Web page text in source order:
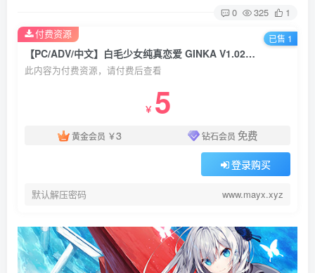
0 325 1
【PC/ADV/中文】白毛少女纯真恋爱 GINKA V1.02 STEAM官方中文版【3.3G】
此内容为付费资源，请付费后查看
￥ 5
黄金会员 ￥3 钻石会员 免费
登录购买
默认解压密码 www.mayx.xyz
付费资源 已售 1